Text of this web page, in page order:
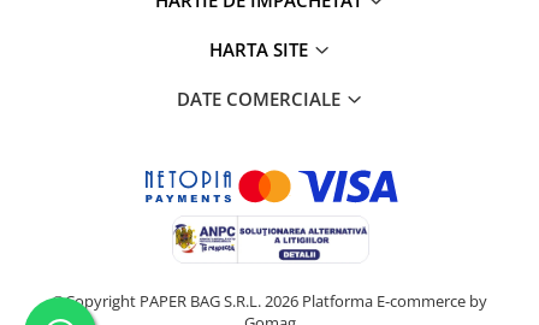
HARTA SITE
DATE COMERCIALE
©Copyright PAPER BAG S.R.L. 2026 Platforma E-commerce by